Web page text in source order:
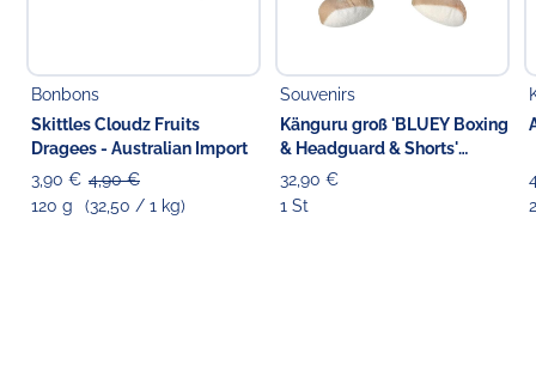
Bonbons
Skittles Cloudz Fruits
Dragees - Australian Import
3,90 € 4,90 €
120 g
(32,50 / 1 kg)
Souvenirs
Känguru groß 'BLUEY Boxing
& Headguard & Shorts'
Stofftier blau, 42 cm
32,90 €
1 St